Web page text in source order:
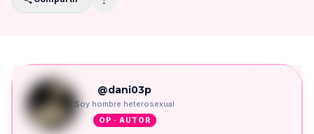
@dani03p
Soy hombre heterosexual
OP · AUTOR